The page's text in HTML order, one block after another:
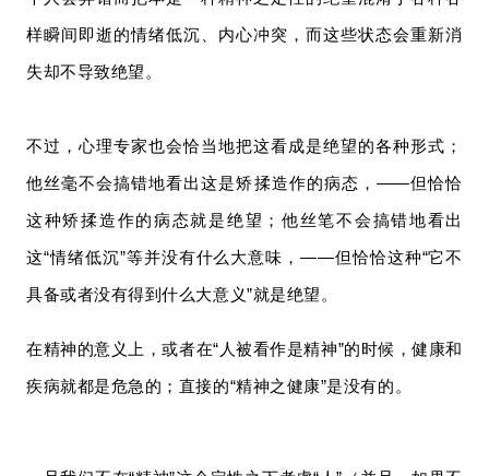
样瞬间即逝的情绪低沉、内心冲突，而这些状态会重新消
失却不导致绝望。
不过，心理专家也会恰当地把这看成是绝望的各种形式；
他丝毫不会搞错地看出这是矫揉造作的病态，——但恰恰
这种矫揉造作的病态就是绝望；他丝笔不会搞错地看出
这“情绪低沉”等并没有什么大意味，——但恰恰这种“它不
具备或者没有得到什么大意义”就是绝望。
在精神的意义上，或者在“人被看作是精神”的时候，健康和
疾病就都是危急的；直接的“精神之健康”是没有的。